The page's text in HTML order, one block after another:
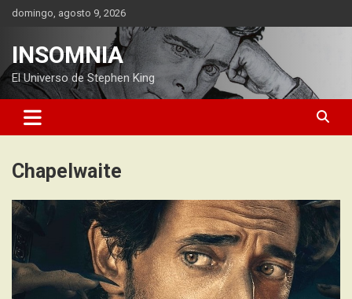
Saltardomingo, agosto 9, 2026
INSOMNIA
El Universo de Stephen King
Chapelwaite